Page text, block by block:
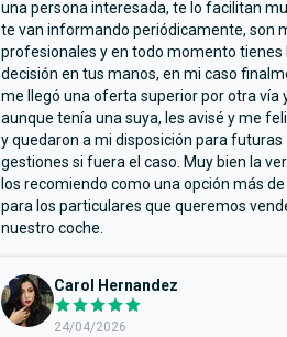
una persona interesada, te lo facilitan
te van informando periódicamente, son
profesionales y en todo momento tienes
decisión en tus manos, en mi caso
me llegó una oferta superior por otra vía
aunque tenía una suya, les avisé y me
y quedaron a mi disposición para futuras
gestiones si fuera el caso. Muy bien la
los recomiendo como una opción más
para los particulares que queremos
nuestro coche.
Carol Hernandez
24/04/2026